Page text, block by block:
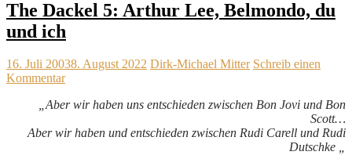
The Dackel 5: Arthur Lee, Belmondo, du
und ich
16. Juli 20038. August 2022 Dirk-Michael Mitter Schreib einen
Kommentar
„Aber wir haben uns entschieden zwischen Bon Jovi und Bon
Scott…
Aber wir haben und entschieden zwischen Rudi Carell und Rudi
Dutschke „